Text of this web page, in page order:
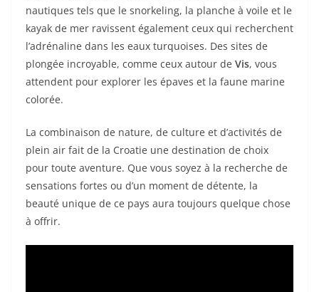
nautiques tels que le snorkeling, la planche à voile et le
kayak de mer ravissent également ceux qui recherchent
l’adrénaline dans les eaux turquoises. Des sites de
plongée incroyable, comme ceux autour de Vis, vous
attendent pour explorer les épaves et la faune marine
colorée.
La combinaison de nature, de culture et d’activités de
plein air fait de la Croatie une destination de choix
pour toute aventure. Que vous soyez à la recherche de
sensations fortes ou d’un moment de détente, la
beauté unique de ce pays aura toujours quelque chose
à offrir.